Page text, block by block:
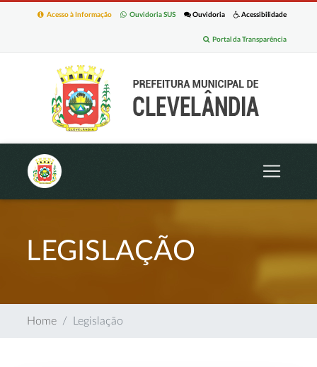
Acessibilidade
Ouvidoria
Ouvidoria SUS
Acesso à Informação
Portal da Transparência
LEGISLAÇÃO
Home Legislação